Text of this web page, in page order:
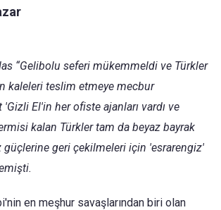
“Gelibolu seferi mükemmeldi ve Türkler
kaleleri teslim etmeye mecbur
'Gizli El'in her ofiste ajanları vardı ve
kalan Türkler tam da beyaz bayrak
geri çekilmeleri için 'esrarengiz'
en meşhur savaşlarından biri olan